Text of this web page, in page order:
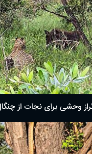
وحشی برای نجات از